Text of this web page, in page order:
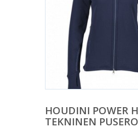
HOUDINI POWER
TEKNINEN PUSERO